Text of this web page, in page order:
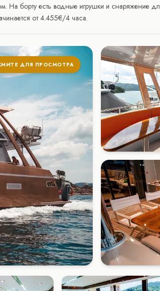
борту есть водные игрушки и снаряжение
от 4.455€/4 часа.
ДЛЯ ПРОСМОТРА